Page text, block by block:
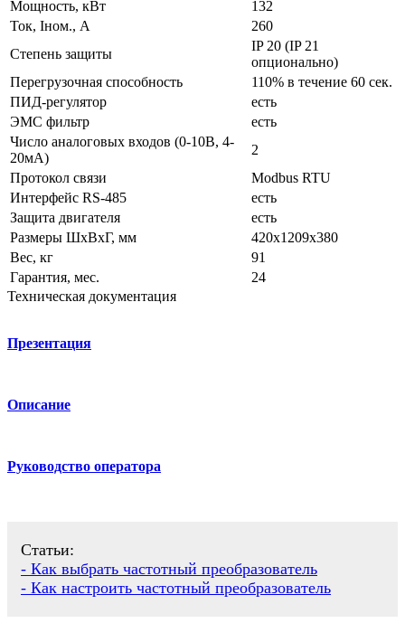
Мощность, кВт
132
Ток, Iном., А
260
Степень защиты
IP 20 (IP 21
опционально)
Перегрузочная способность
110% в течение 60 сек.
ПИД-регулятор
есть
ЭМС фильтр
есть
Число аналоговых входов (0-10В, 4-
20мА)
2
Протокол связи
Modbus RTU
Интерфейс RS-485
есть
Защита двигателя
есть
Размеры ШхВхГ, мм
420x1209x380
Вес, кг
91
Гарантия, мес.
24
Техническая документация
Презентация
Описание
Руководство оператора
Статьи:
- Как выбрать частотный преобразователь
- Как настроить частотный преобразователь